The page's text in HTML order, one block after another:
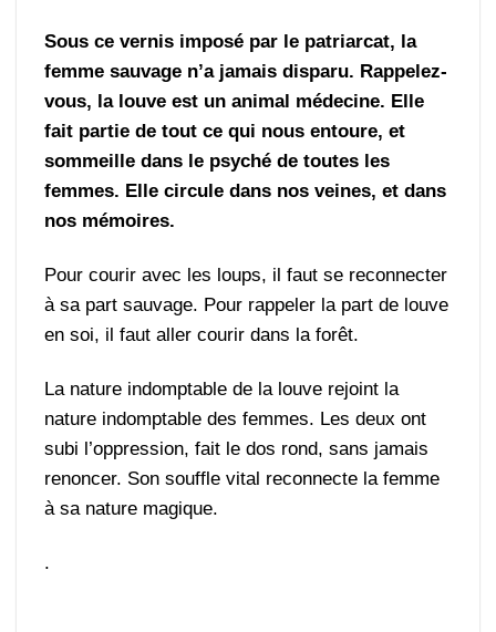
Sous ce vernis imposé par le patriarcat, la
femme sauvage n’a jamais disparu. Rappelez-
vous, la louve est un animal médecine. Elle
fait partie de tout ce qui nous entoure, et
sommeille dans le psyché de toutes les
femmes. Elle circule dans nos veines, et dans
nos mémoires.
Pour courir avec les loups, il faut se reconnecter
à sa part sauvage. Pour rappeler la part de louve
en soi, il faut aller courir dans la forêt.
La nature indomptable de la louve rejoint la
nature indomptable des femmes. Les deux ont
subi l’oppression, fait le dos rond, sans jamais
renoncer. Son souffle vital reconnecte la femme
à sa nature magique.
.